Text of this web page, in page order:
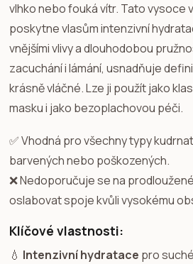
vlhko nebo fouká vítr. Tato vysoce
poskytne vlasům intenzivní
vnějšími vlivy a dlouhodobou
zacuchání i lámání, usnadňuje
krásně vláčné. Lze ji použít jako
masku i jako bezoplachovou péči.
✅ Vhodná pro všechny typy
barvených nebo poškozených.
❌ Nedoporučuje se na
oslabovat spoje kvůli vysokému
Klíčové vlastnosti:
💧 Intenzivní hydratace pro